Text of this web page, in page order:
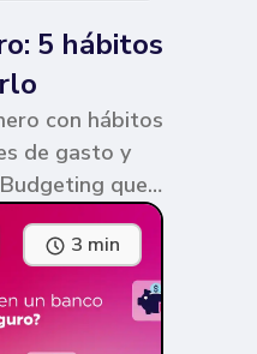
5 hábitos
con hábitos
de gasto y
que
tus metas.
3 min